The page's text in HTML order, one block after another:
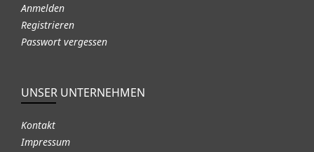
Anmelden
Registrieren
Passwort vergessen
UNSER UNTERNEHMEN
Kontakt
Impressum